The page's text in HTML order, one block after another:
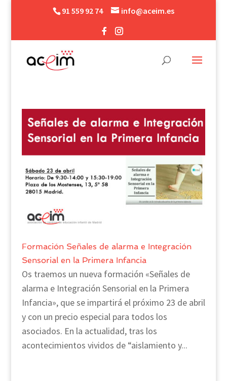
91 559 92 74 info@aceim.es
Formación Señales de alarma e Integración
Sensorial en la Primera Infancia
Os traemos un nueva formación «Señales de
alarma e Integración Sensorial en la Primera
Infancia», que se impartirá el próximo 23 de abril
y con un precio especial para todos los
asociados. En la actualidad, tras los
acontecimientos vividos de “aislamiento y...